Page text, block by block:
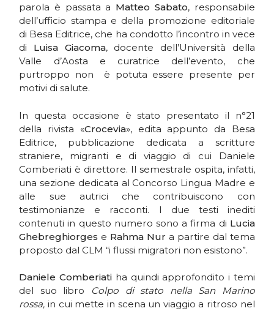
parola è passata a Matteo Sabato, responsabile
dell’ufficio stampa e della promozione editoriale
di Besa Editrice, che ha condotto l’incontro in vece
di Luisa Giacoma, docente dell’Università della
Valle d’Aosta e curatrice dell’evento, che
purtroppo non è potuta essere presente per
motivi di salute.
In questa occasione è stato presentato il n°21
della rivista «Crocevia», edita appunto da Besa
Editrice, pubblicazione dedicata a scritture
straniere, migranti e di viaggio di cui Daniele
Comberiati è direttore. Il semestrale ospita, infatti,
una sezione dedicata al Concorso Lingua Madre e
alle sue autrici che contribuiscono con
testimonianze e racconti. I due testi inediti
contenuti in questo numero sono a firma di Lucia
Ghebreghiorges e Rahma Nur a partire dal tema
proposto dal CLM “i flussi migratori non esistono”.
Daniele Comberiatiha quindi approfondito i temi
del suo libro
Colpo di stato nella San Marino
rossa, in cui mette in scena un viaggio a ritroso nel